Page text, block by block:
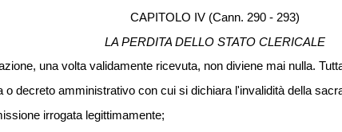
CAPITOLO IV (Cann. 290 - 293)
LA PERDITA DELLO STATO CLERICALE
una volta validamente ricevuta, non diviene mai nulla.
o decreto amministrativo con cui si dichiara l'invalidità della
irrogata legittimamente;